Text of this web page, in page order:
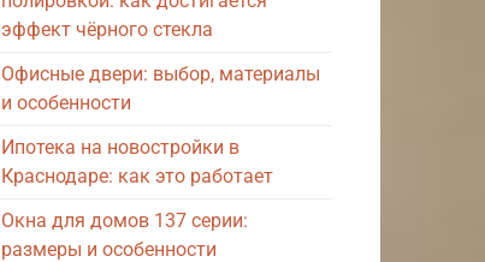
эффект чёрного стекла
Офисные двери: выбор, материалы
и особенности
Ипотека на новостройки в
Краснодаре: как это работает
Окна для домов 137 серии:
размеры и особенности